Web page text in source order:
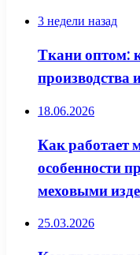
3 недели назад
Ткани оптом:
производства
18.06.2026
Как работает
особенности
меховыми
25.03.2026